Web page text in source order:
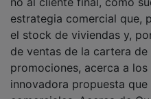
estrategia comercial que,
el stock de viviendas y,
de ventas de la cartera
promociones, acerca a
innovadora propuesta que
comerciales. Acerca de